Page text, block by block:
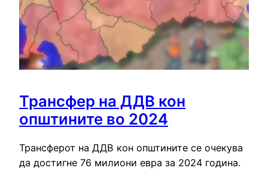
Трансфер на ДДВ кон
општините во 2024
Трансферот на ДДВ кон општините се очекува
да достигне 76 милиони евра за 2024 година.